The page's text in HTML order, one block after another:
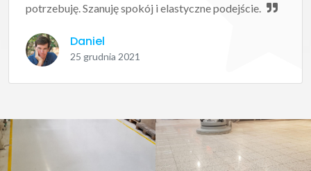
potrzebuję. Szanuję spokój i elastyczne podejście.
Daniel
25 grudnia 2021